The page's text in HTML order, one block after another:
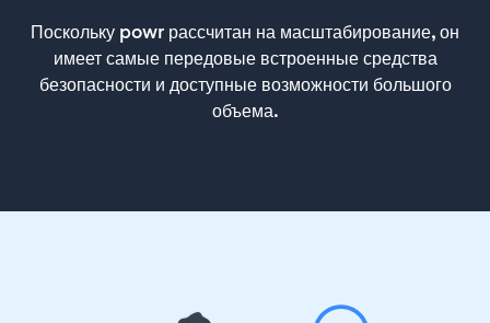
Поскольку powr рассчитан на масштабирование, он
имеет самые передовые встроенные средства
безопасности и доступные возможности большого
объема.